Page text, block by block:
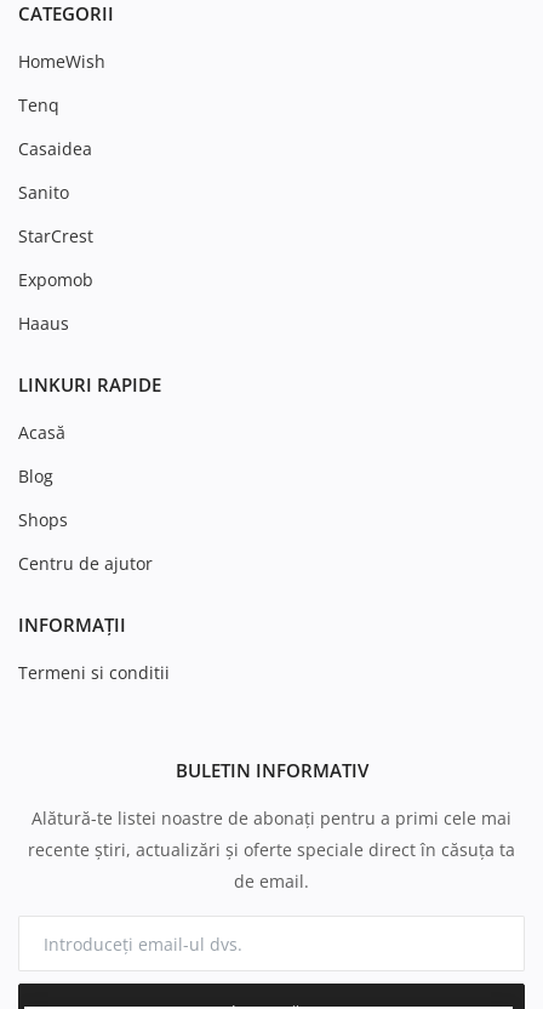
CATEGORII
HomeWish
Tenq
Casaidea
Sanito
StarCrest
Expomob
Haaus
LINKURI RAPIDE
Acasă
Blog
Shops
Centru de ajutor
INFORMAȚII
Termeni si conditii
BULETIN INFORMATIV
Alătură-te listei noastre de abonați pentru a primi cele mai
recente știri, actualizări și oferte speciale direct în căsuța ta
de email.